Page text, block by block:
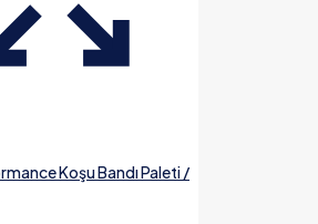
Koşu Bandı Paleti /